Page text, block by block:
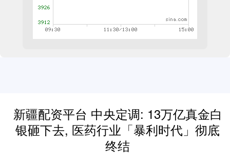
新疆配资平台 中央定调: 13万亿真金白
银砸下去, 医药行业「暴利时代」彻底
终结